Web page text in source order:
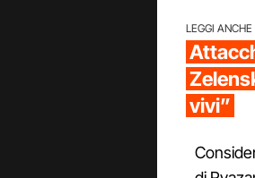
LEGGI ANCHE
vivi”